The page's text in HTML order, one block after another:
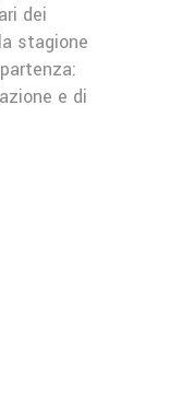
dei
stagione
e di